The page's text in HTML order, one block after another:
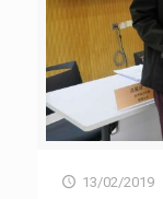
13/02/2019